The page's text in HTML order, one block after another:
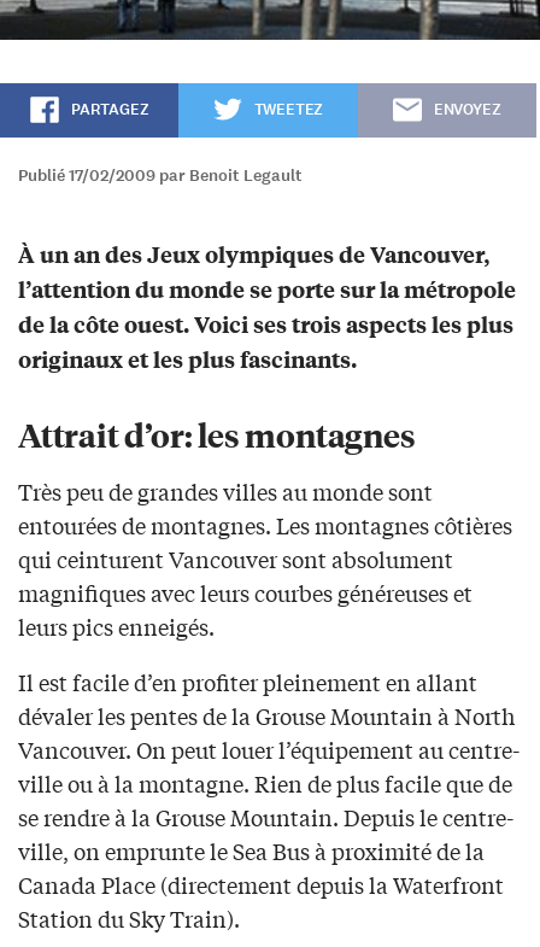
PARTAGEZ TWEETEZ ENVOYEZ
Publié 17/02/2009 par Benoit Legault
À un an des Jeux olympiques de Vancouver,
l’attention du monde se porte sur la métropole
de la côte ouest. Voici ses trois aspects les plus
originaux et les plus fascinants.
Attrait d’or: les montagnes
Très peu de grandes villes au monde sont
entourées de montagnes. Les montagnes côtières
qui ceinturent Vancouver sont absolument
magnifiques avec leurs courbes généreuses et
leurs pics enneigés.
Il est facile d’en profiter pleinement en allant
dévaler les pentes de la Grouse Mountain à North
Vancouver. On peut louer l’équipement au centre-
ville ou à la montagne. Rien de plus facile que de
se rendre à la Grouse Mountain. Depuis le centre-
ville, on emprunte le Sea Bus à proximité de la
Canada Place (directement depuis la Waterfront
Station du Sky Train).